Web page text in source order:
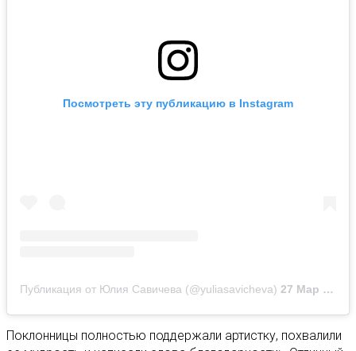
Посмотреть эту публикацию в Instagram
Публикация от Юлия Савичева (@yuliasavicheva) 27 Мар 2019 в 6:55 PDT
Поклонницы полностью поддержали артистку, похвалили